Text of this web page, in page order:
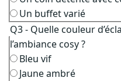
Un buffet varié
Q3 - Quelle couleur
l’ambiance cosy ?
Bleu vif
Jaune ambré